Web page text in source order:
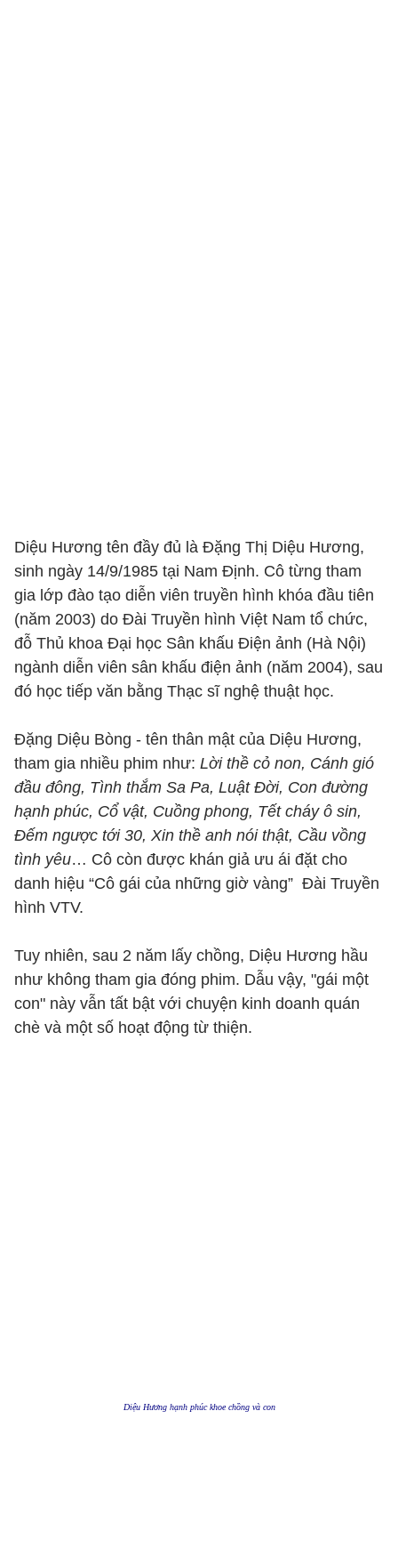
Diệu Hương tên đầy đủ là Đặng Thị Diệu Hương,
sinh ngày 14/9/1985 tại Nam Định. Cô từng tham
gia lớp đào tạo diễn viên truyền hình khóa đầu tiên
(năm 2003) do Đài Truyền hình Việt Nam tổ chức,
đỗ Thủ khoa Đại học Sân khấu Điện ảnh (Hà Nội)
ngành diễn viên sân khấu điện ảnh (năm 2004), sau
đó học tiếp văn bằng Thạc sĩ nghệ thuật học.
Đặng Diệu Bòng - tên thân mật của Diệu Hương,
tham gia nhiều phim như: Lời thề cỏ non, Cánh gió
đầu đông, Tình thắm Sa Pa, Luật Đời, Con đường
hạnh phúc, Cổ vật, Cuồng phong, Tết cháy ô sin,
Đếm ngược tới 30, Xin thề anh nói thật, Cầu vồng
tình yêu… Cô còn được khán giả ưu ái đặt cho
danh hiệu “Cô gái của những giờ vàng” Đài Truyền
hình VTV.
Tuy nhiên, sau 2 năm lấy chồng, Diệu Hương hầu
như không tham gia đóng phim. Dẫu vậy, "gái một
con" này vẫn tất bật với chuyện kinh doanh quán
chè và một số hoạt động từ thiện.
Diệu Hương hạnh phúc khoe chồng và con